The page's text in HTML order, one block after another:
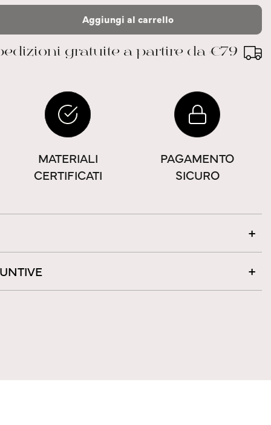
Aggiungi al carrello
gratuite a partire da €79
MATERIALI
CERTIFICATI
PAGAMENTO
SICURO